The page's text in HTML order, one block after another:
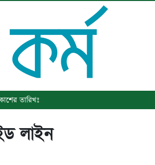
তারিখঃ
লাইন